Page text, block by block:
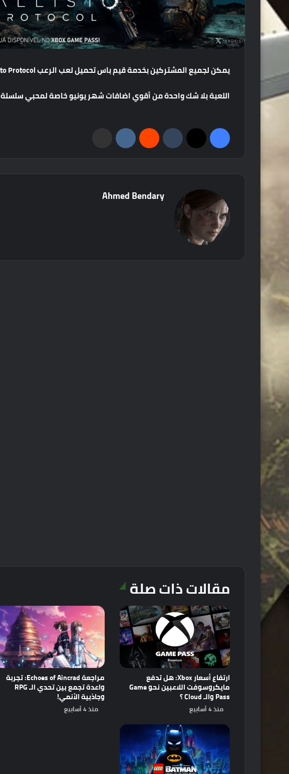
يمكنلجميعالمشتركينبخدمةقيمباستحميللعبالرعب
اللعبةبلاشكواحدةمنأقوياضافاتشهريونيوخاصةلمحبيسلسلة
Ahmed Bendary
مقالات ذات صلة
ارتفاع أسعار Xbox: هل تدفع
مايكروسوفت اللاعبين نحو Game
Pass والـ Cloud ؟
منذ 4 أسابيع
مراجعة Echoes of Aincrad: تجربة
واعدة تجمع بين تحدي الـ RPG
وجاذبية الأنمي!
منذ 4 أسابيع